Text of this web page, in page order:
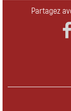
Partagez